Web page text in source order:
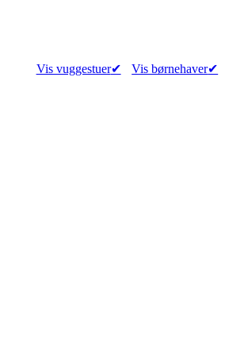
Vis vuggestuer✔ Vis børnehaver✔